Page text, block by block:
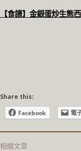
【食譜】金銀蛋炒生態
Share this:
Facebook
電
相關文章